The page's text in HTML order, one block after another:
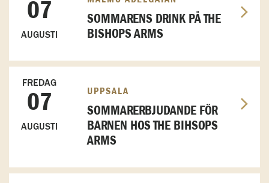
07
AUGUSTI
SOMMARENS DRINK PÅ THE
BISHOPS ARMS
FREDAG
07
AUGUSTI
UPPSALA
SOMMARERBJUDANDE FÖR
BARNEN HOS THE BIHSOPS
ARMS